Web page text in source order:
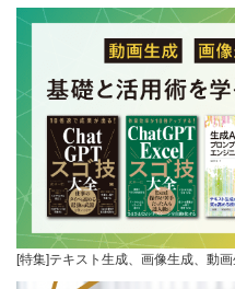
[特集]テキスト生成、画像生成、動